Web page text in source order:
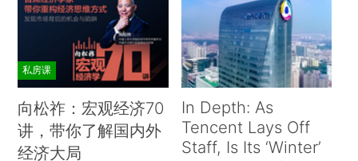
私房课
向松祚：宏观经济70
讲，带你了解国内外
经济大局
In Depth: As
Tencent Lays Off
Staff, Is Its ‘Winter’